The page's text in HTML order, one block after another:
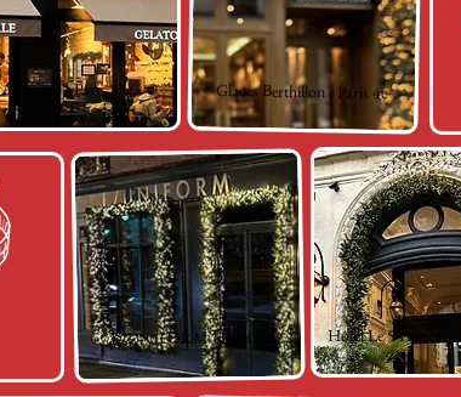
Amorino - Paris 17e Glaces Berthillon - Paris 4e
Hôtel Le 5
L/UNIFORM - Paris 7e